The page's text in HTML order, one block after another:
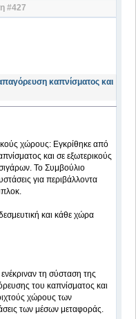
#427
καπνίσματος και
χώρους: Εγκρίθηκε από
και σε εξωτερικούς
Το Συμβούλιο
για περιβάλλοντα
και κάθε χώρα
τη σύσταση της
του καπνίσματος και
χώρους των
των μέσων μεταφοράς.